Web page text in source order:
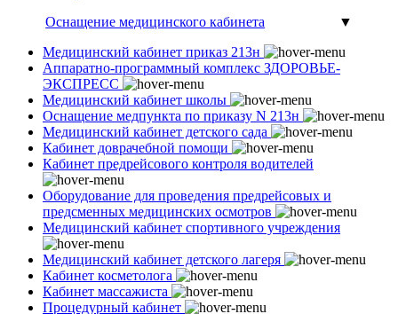
Оснащение медицинского кабинета
▼
Медицинский кабинет приказ 213н
Аппаратно-программный комплекс ЗДОРОВЬЕ-
ЭКСПРЕСС
Медицинский кабинет школы
Оснащение медпункта по приказу N 213н
Медицинский кабинет детского сада
Кабинет доврачебной помощи
Кабинет предрейсового контроля водителей
Оборудование для проведения предрейсовых и
предсменных медицинских осмотров
Медицинский кабинет спортивного учреждения
Медицинский кабинет детского лагеря
Кабинет косметолога
Кабинет массажиста
Процедурный кабинет